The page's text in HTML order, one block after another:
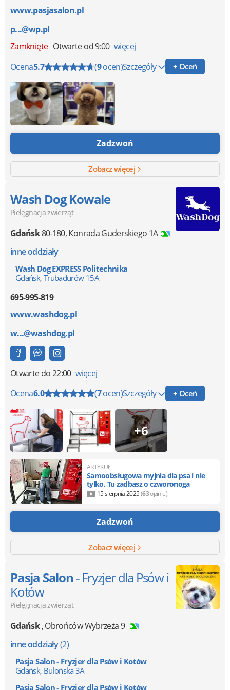
www.pasjasalon.pl
p...@wp.pl
Zamknięte Otwarte od 9:00 więcej
Ocena5.7 (9ocen)Szczegóły + Oceń
Zadzwoń
Zobacz więcej
Wash Dog Kowale
Pielęgnacja zwierząt
Gdańsk80-180,Konrada Guderskiego 1A
inne oddziały
Wash Dog EXPRESS Politechnika
Gdańsk, Trubadurów 15A
695-995-819
www.washdog.pl
w...@washdog.pl
Otwartedo 22:00 więcej
Ocena6.0 (7ocen)Szczegóły + Oceń
+6
ARTYKUŁ
Samoobsługowa myjnia dla psa i nie
tylko. Tu zadbasz o czworonoga
15 sierpnia 2025(63opinie)
Zadzwoń
Zobacz więcej
Pasja Salon - Fryzjer dla Psów i
Kotów
Pielęgnacja zwierząt
Gdańsk ,Obrońców Wybrzeża 9
inne oddziały(2)
Pasja Salon - Fryzjer dla Psów i Kotów
Gdańsk, Bulońska 3A
Pasja Salon - Fryzjer dla Psów i Kotów